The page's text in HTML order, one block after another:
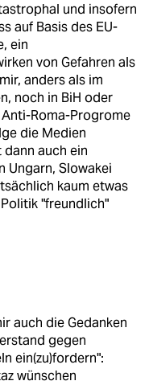
und insofern
auf Basis des EU-
ein
von Gefahren als
anders als im
noch in BiH oder
Roma-Progrome
die Medien
auch ein
Ungarn, Slowakei
kaum etwas
"freundlich"
auch die Gedanken
gegen
ein(zu)fordern":
wünschen